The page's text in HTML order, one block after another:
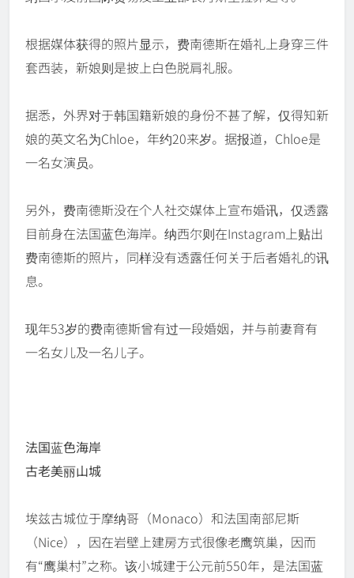
根据媒体获得的照片显示，费南德斯在婚礼上身穿三件
套西装，新娘则是披上白色脱肩礼服。
据悉，外界对于韩国籍新娘的身份不甚了解，仅得知新
娘的英文名为Chloe，年约20来岁。据报道，Chloe是
一名女演员。
另外，费南德斯没在个人社交媒体上宣布婚讯，仅透露
目前身在法国蓝色海岸。纳西尔则在Instagram上贴出
费南德斯的照片，同样没有透露任何关于后者婚礼的讯
息。
现年53岁的费南德斯曾有过一段婚姻，并与前妻育有
一名女儿及一名儿子。
法国蓝色海岸
古老美丽山城
埃兹古城位于摩纳哥（Monaco）和法国南部尼斯
（Nice），因在岩壁上建房方式很像老鹰筑巢，因而
有“鹰巢村”之称。该小城建于公元前550年，是法国蓝